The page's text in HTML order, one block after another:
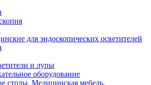
для эндоскопических осветителей
и лупы
оборудование
столы, Медицинская мебель,